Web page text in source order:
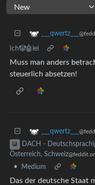
___qwertz___
Ich🤡🤖iel
Muss man anders
steuerlich absetzen!
___qwertz___
DACH -
Österreich, Schweiz
• Medium
Das der deutsche Staat